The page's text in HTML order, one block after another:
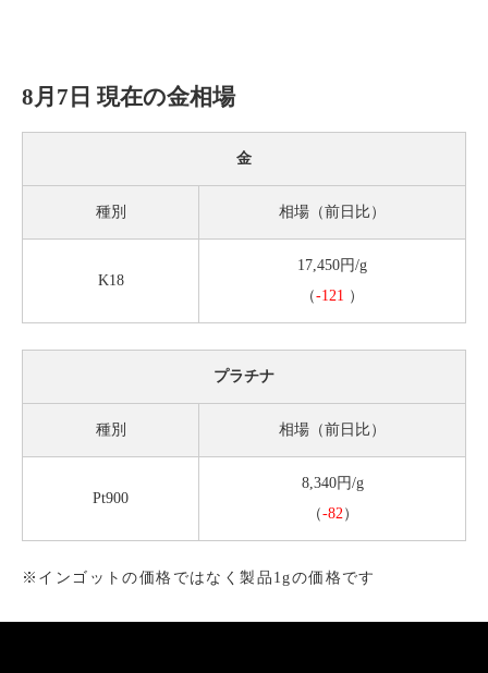
8月7日 現在の金相場
金
種別 相場（前日比）
K18
17,450円/g
（-121 ）
プラチナ
種別 相場（前日比）
Pt900
8,340円/g
（-82 ）
※インゴットの価格ではなく製品1gの価格です